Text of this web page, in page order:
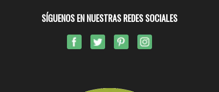
SÍGUENOS EN NUESTRAS REDES SOCIALES